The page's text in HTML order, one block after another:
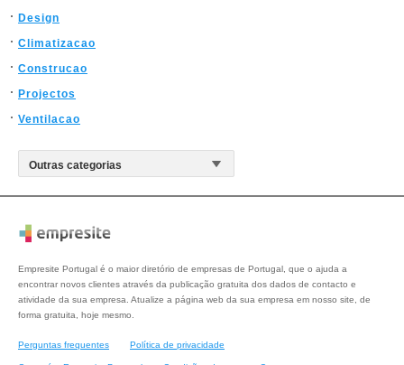
Design
Climatizacao
Construcao
Projectos
Ventilacao
Empresite Portugal é o maior diretório de empresas de Portugal, que o ajuda a
encontrar novos clientes através da publicação gratuita dos dados de contacto e
atividade da sua empresa. Atualize a página web da sua empresa em nosso site, de
forma gratuita, hoje mesmo.
Perguntas frequentes Política de privacidade